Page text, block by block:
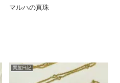
マルハの真珠
質屋日記